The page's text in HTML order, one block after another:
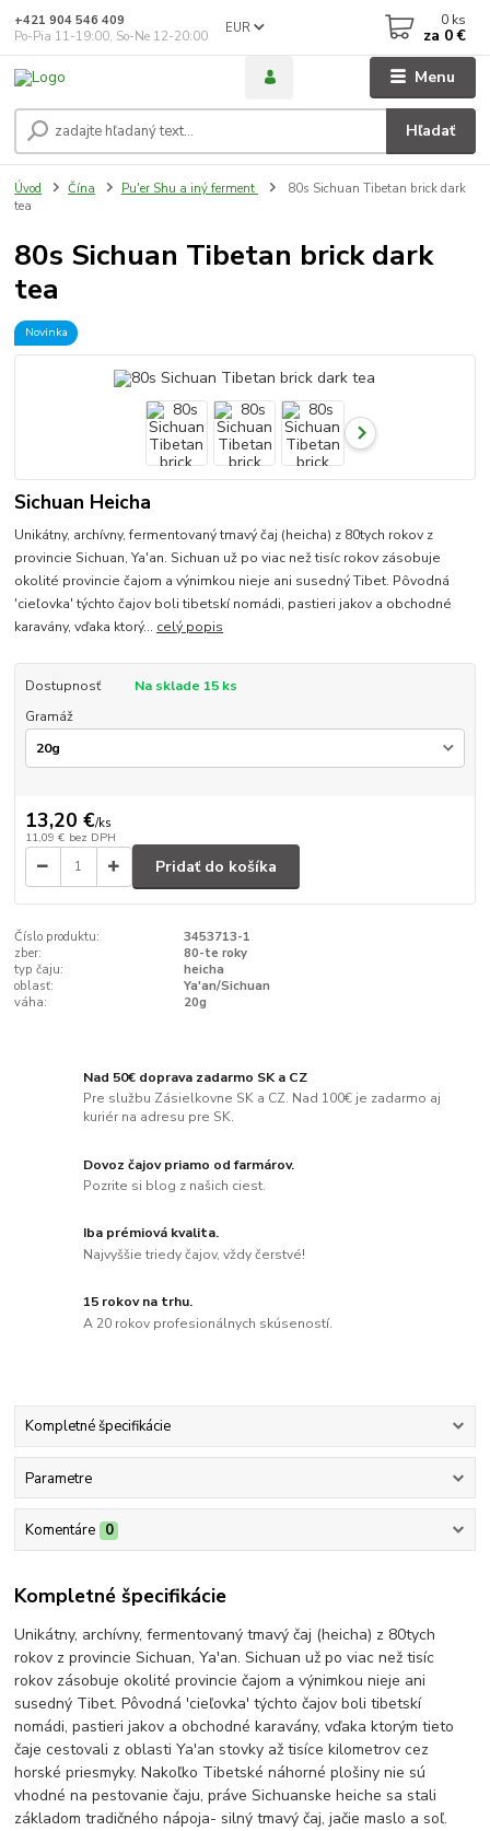
Menu
EUR
Hľadať
+421 904 546 409
Po-Pia 11-19:00, So-Ne 12-20:00
0 ks
za 0 €
Úvod Čína Pu'er Shu a iný ferment
80s Sichuan Tibetan brick dark
tea
80s Sichuan Tibetan brick dark
tea
Novinka
Sichuan Heicha
Unikátny, archívny, fermentovaný tmavý čaj (heicha) z 80tych rokov z
provincie Sichuan, Ya'an. Sichuan už po viac než tisíc rokov zásobuje
okolité provincie čajom a výnimkou nieje ani susedný Tibet. Pôvodná
'cieľovka' týchto čajov boli tibetskí nomádi, pastieri jakov a obchodné
karavány, vďaka ktorý... celý popis
Dostupnosť
Na sklade 15 ks
Gramáž
13,20 €/ks
11,09 € bez DPH
Pridať do košíka
Číslo produktu:
3453713-1
zber:
80-te roky
typ čaju:
heicha
oblasť:
Ya'an/Sichuan
váha:
20g
Nad 50€ doprava zadarmo SK a CZ
Pre službu Zásielkovne SK a CZ. Nad 100€ je zadarmo aj
kuriér na adresu pre SK.
Dovoz čajov priamo od farmárov.
Pozrite si blog z našich ciest.
Iba prémiová kvalita.
Najvyššie triedy čajov, vždy čerstvé!
15 rokov na trhu.
A 20 rokov profesionálnych skúseností.
Kompletné špecifikácie
Parametre
Komentáre 0
Kompletné špecifikácie
Unikátny, archívny, fermentovaný tmavý čaj (heicha) z 80tych
rokov z provincie Sichuan, Ya'an. Sichuan už po viac než tisíc
rokov zásobuje okolité provincie čajom a výnimkou nieje ani
susedný Tibet. Pôvodná 'cieľovka' týchto čajov boli tibetskí
nomádi, pastieri jakov a obchodné karavány, vďaka ktorým tieto
čaje cestovali z oblasti Ya'an stovky až tisíce kilometrov cez
horské priesmyky. Nakoľko Tibetské náhorné plošiny nie sú
vhodné na pestovanie čaju, práve Sichuanske heiche sa stali
základom tradičného nápoja- silný tmavý čaj, jačie maslo a soľ.